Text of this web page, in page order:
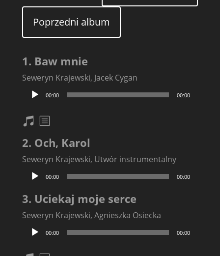
Poprzedni album
1. Baw mnie
Seweryn Krajewski, Jacek Cygan
Odtwarzacz
plików
00:00 00:00
nuty
txt
2. Och, Karol
Seweryn Krajewski, Utwór instrumentalny
Odtwarzacz
plików
dźwiękowych
00:00 00:00
3. Uciekaj moje serce
Seweryn Krajewski, Agnieszka Osiecka
Odtwarzacz
plików
00:00 00:00